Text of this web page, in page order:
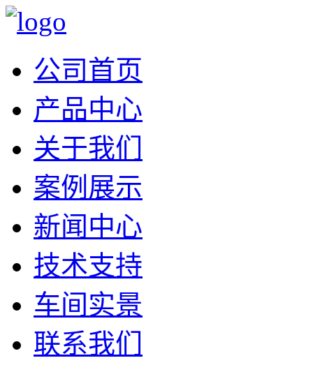
公司首页
产品中心
关于我们
案例展示
新闻中心
技术支持
车间实景
联系我们